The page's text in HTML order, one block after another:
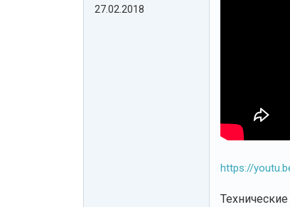
27.02.2018
https://